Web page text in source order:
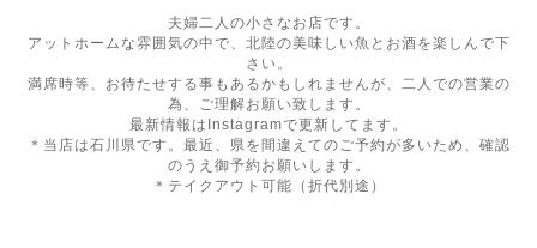
夫婦二人の小さなお店です。
アットホームな雰囲気の中で、北陸の美味しい魚とお酒を楽しんで下
さい。
満席時等、お待たせする事もあるかもしれませんが、二人での営業の
為、ご理解お願い致します。
最新情報はInstagramで更新してます。
＊当店は石川県です。最近、県を間違えてのご予約が多いため、確認
のうえ御予約お願いします。
＊テイクアウト可能（折代別途）